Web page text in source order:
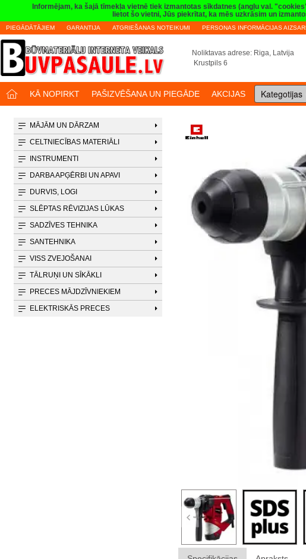
Informējam, ka šajā tīmekļa vietnē tiek izmantotas sīkdatnes (angļu val.
lietot šo vietni, Jūs piekrītat, ka mēs uzkrāsim un
PIEGĀDĀTĀJIEM GARANTIJA ATGRIEŠANAS NOTEIKUMI PERSONAS INFORMĀCIJAS
Noliktavas adrese: Riga, Latvija
Krustpils 6
KĀ NOPIRKT PAŠIZVĒŠANA UN PIEGĀDE AKCIJAS Kategotijas
MĀJĀM UN DĀRZAM
CELTNIECĪBAS MATERIĀLI
INSTRUMENTI
DARBA APĢĒRBI UN APAVI
DURVIS, LOGI
SLĒPTAS RĒVIZIJAS LŪKAS
SADZĪVES TEHNIKA
SANTEHNIKA
VISS ZVEJOŠANAI
TĀLRUŅI UN SĪKĀKLI
PRECES MĀJDZĪVNIEKIEM
ELEKTRISKĀS PRECES